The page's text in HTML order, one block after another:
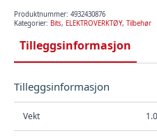
Produktnummer: 4932430876
Kategorier: Bits, ELEKTROVERKTØY, Tilbehør
Tilleggsinformasjon
Tilleggsinformasjon
Vekt